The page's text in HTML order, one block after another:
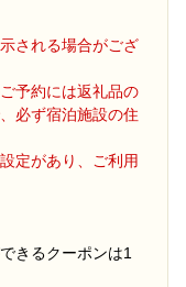
される場合がござ
予約には返礼品の
必ず宿泊施設の住
定があり、ご利用
きるクーポンは1